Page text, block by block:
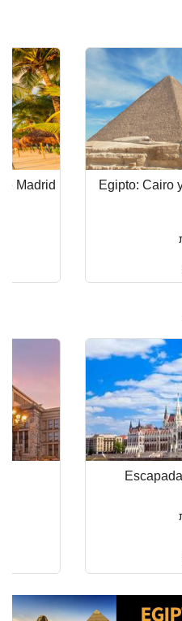
Egipto: Cairo
Madrid